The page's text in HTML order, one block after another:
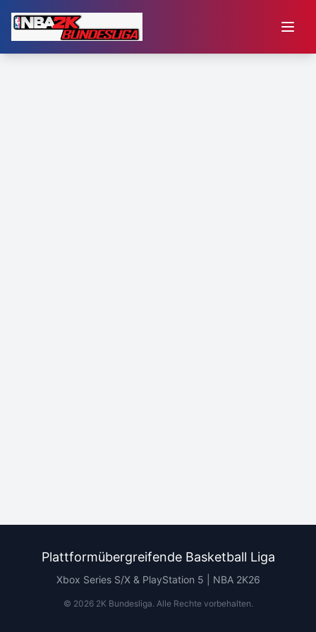
Plattformübergreifende Basketball Liga
Xbox Series S/X & PlayStation 5 | NBA 2K26
© 20262K Bundesliga. Alle Rechte vorbehalten.